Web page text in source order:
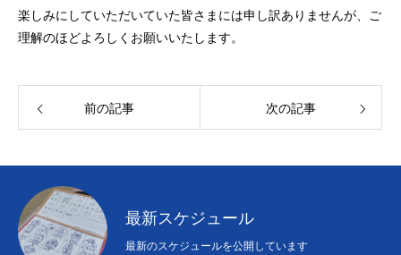
アクセス
会員専用ページ
楽しみにしていただいていた皆さまには申し訳ありませんが、ご
理解のほどよろしくお願いいたします。
前の記事 次の記事
最新スケジュール
最新のスケジュールを公開しています